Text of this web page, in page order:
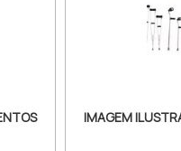
IMAGEM